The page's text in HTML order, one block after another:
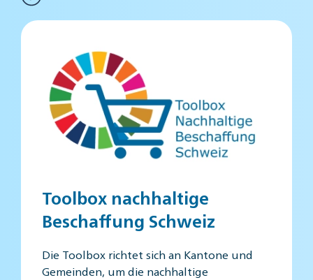
Toolbox nachhaltige
Beschaffung Schweiz
Die Toolbox richtet sich an Kantone und
Gemeinden, um die nachhaltige